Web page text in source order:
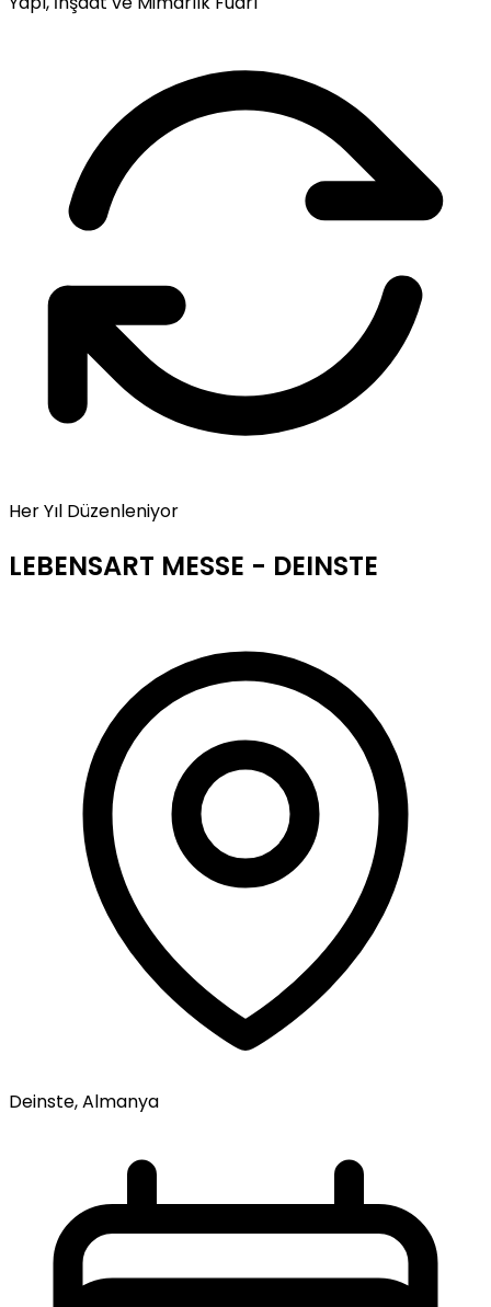
Her Yıl Düzenleniyor
LEBENSART MESSE - DEINSTE
Deinste, Almanya